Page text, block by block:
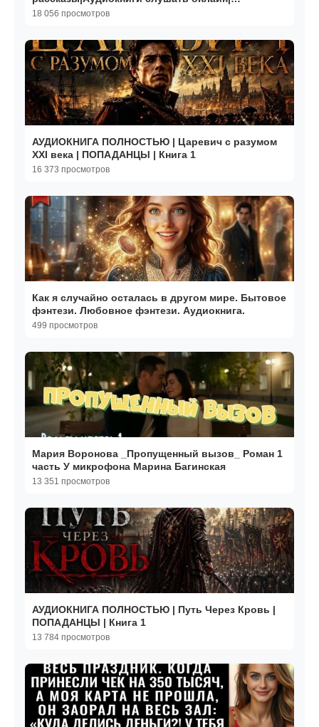
Жизненные истории
18 056 просмотров
АУДИОКНИГА ПОЛНОСТЬЮ | Царевич с разумом
XXI века | ПОПАДАНЦЫ | Книга 1
16 373 просмотров
Как я случайно осталась в другом мире. Бытовое
фэнтези. Любовное фэнтези. Аудиокнига.
499 просмотров
Мария Воронова _Пропущенный вызов_ Роман 1
часть У микрофона Марина Багинская
13 351 просмотров
АУДИОКНИГА ПОЛНОСТЬЮ | Путь Через Кровь |
ПОПАДАНЦЫ | Книга 1
13 784 просмотров